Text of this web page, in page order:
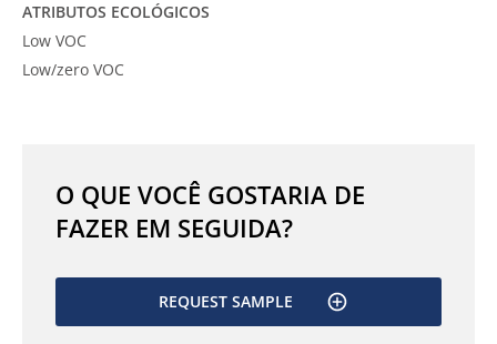
ATRIBUTOS ECOLÓGICOS
Low VOC
Low/zero VOC
O QUE VOCÊ GOSTARIA DE
FAZER EM SEGUIDA?
REQUEST SAMPLE